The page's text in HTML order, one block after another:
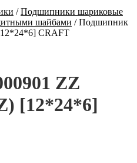
/Подшипники шариковые
шайбами /Подшипник
CRAFT
ZZ
[12*24*6]